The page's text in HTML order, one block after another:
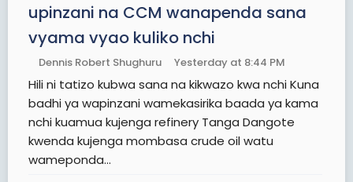
upinzani na CCM wanapenda sana
vyama vyao kuliko nchi
Dennis Robert Shughuru Yesterday at 8:44 PM
Hili ni tatizo kubwa sana na kikwazo kwa nchi Kuna
badhi ya wapinzani wamekasirika baada ya kama
nchi kuamua kujenga refinery Tanga Dangote
kwenda kujenga mombasa crude oil watu
wameponda...